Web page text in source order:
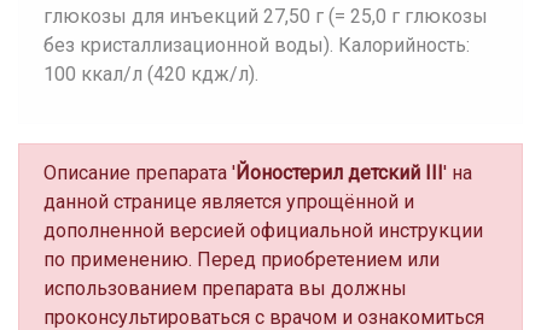
глюкозы для инъекций 27,50 г (= 25,0 г глюкозы
без кристаллизационной воды). Калорийность:
100 ккал/л (420 кдж/л).
Описание препарата 'Йоностерил детский III' на
данной странице является упрощённой и
дополненной версией официальной инструкции
по применению. Перед приобретением или
использованием препарата вы должны
проконсультироваться с врачом и ознакомиться